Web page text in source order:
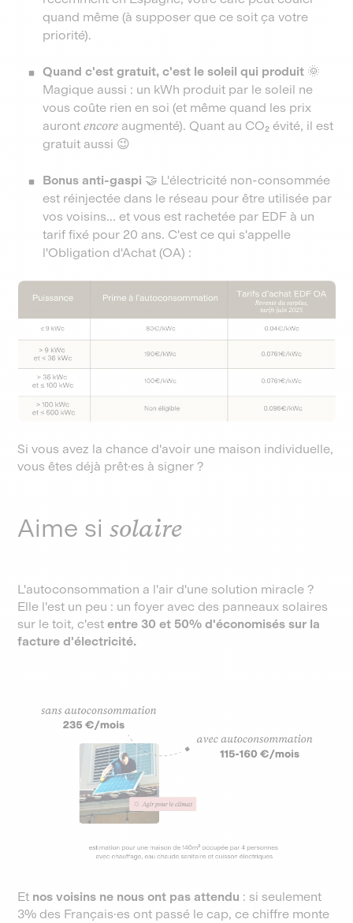
quand même (à supposer que ce soit ça votre
priorité).
Quand c'est gratuit, c'est le soleil qui produit 🌞
Magique aussi : un kWh produit par le soleil ne
vous coûte rien en soi (et même quand les prix
aurontencore augmenté). Quant au CO₂ évité, il est
gratuit aussi 😉
Bonus anti-gaspi 🤝 L'électricité non-consommée
est réinjectée dans le réseau pour être utilisée par
vos voisins... et vous est rachetée par EDF à un
tarif fixé pour 20 ans. C'est ce qui s'appelle
l'Obligation d'Achat (OA) :
Si vous avez la chance d'avoir une maison individuelle,
vous êtes déjà prêt·es à signer ?
Aime sisolaire
L'autoconsommation a l'air d'une solution miracle ?
Elle l'est un peu : un foyer avec des panneaux solaires
sur le toit, c'estentre 30 et 50% d'économisés sur la
facture d'électricité.
Et nos voisins ne nous ont pas attendu : si seulement
3% des Français·es ont passé le cap, ce chiffre monte